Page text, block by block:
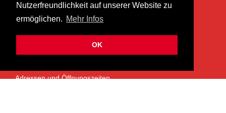
Nutzerfreundlichkeit auf unserer Website zu
ermöglichen. Mehr Infos
OK
8952 Schlieren
info@heermusic.com
ÜBER UNS
Adressen und Öffnungszeiten